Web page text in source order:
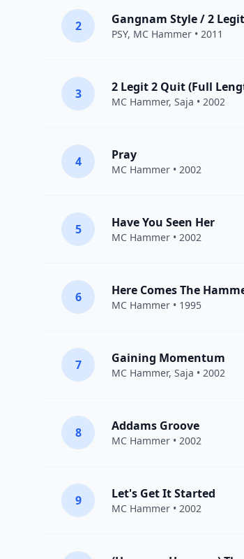
2 Gangnam Style / 2
PSY, MC Hammer • 2011
3 2 Legit 2 Quit (Full
MC Hammer, Saja • 2002
4 Pray
MC Hammer • 2002
5 Have You Seen Her
MC Hammer • 2002
6 Here Comes The
MC Hammer • 1995
7 Gaining Momentum
MC Hammer, Saja • 2002
8 Addams Groove
MC Hammer • 2002
9 Let's Get It Started
MC Hammer • 2002